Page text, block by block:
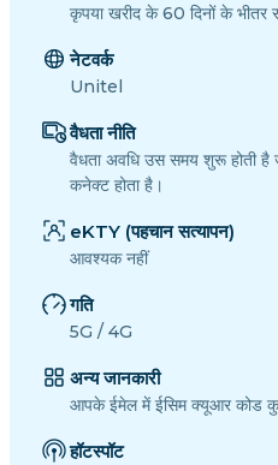
कृपया खरीद के 60 दिनों के भीतर
नेटवर्क
Unitel
वैधता नीति
वैधता अवधि उस समय शुरू होती है
कनेक्ट होता है।
eKTY (पहचान सत्यापन)
आवश्यक नहीं
गति
5G / 4G
अन्य जानकारी
आपके ईमेल में ईसिम क्यूआर कोड
हॉटस्पॉट